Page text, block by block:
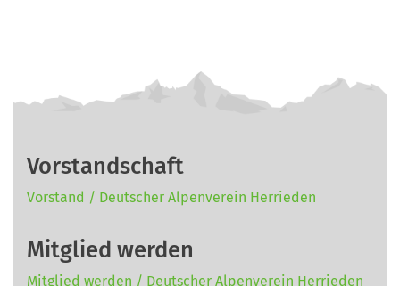
Vorstandschaft
Vorstand / Deutscher Alpenverein Herrieden
Mitglied werden
Mitglied werden / Deutscher Alpenverein Herrieden